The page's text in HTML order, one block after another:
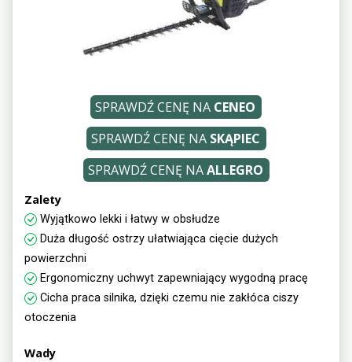
Zalety
Wyjątkowo lekki i łatwy w obsłudze
Duża długość ostrzy ułatwiająca cięcie dużych
powierzchni
Ergonomiczny uchwyt zapewniający wygodną pracę
Cicha praca silnika, dzięki czemu nie zakłóca ciszy
otoczenia
Wady
SPRAWDŹ CENĘ NA CENEO
SPRAWDŹ CENĘ NA SKĄPIEC
SPRAWDŹ CENĘ NAALLEGRO